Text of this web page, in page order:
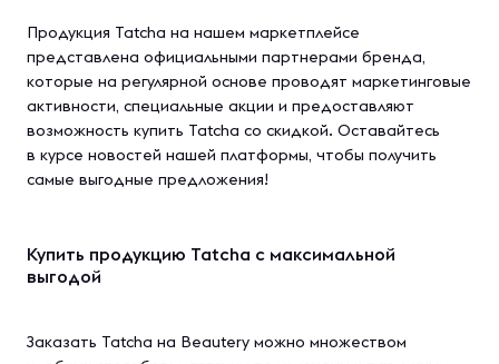
Продукция Tatcha на нашем маркетплейсе
представлена официальными партнерами бренда,
которые на регулярной основе проводят маркетинговые
активности, специальные акции и предоставляют
возможность купить Tatcha со скидкой. Оставайтесь
в курсе новостей нашей платформы, чтобы получить
самые выгодные предложения!
Купить продукцию Tatcha с максимальной
выгодой
Заказать Tatcha на Beautery можно множеством